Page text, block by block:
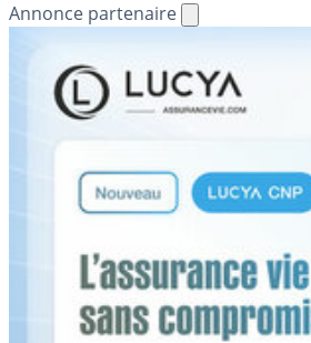
Annonce partenaire